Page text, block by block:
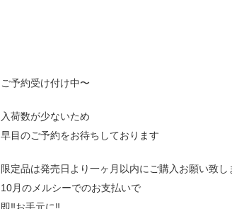
ご予約受け付け中〜
入荷数が少ないため
早目のご予約をお待ちしております
限定品は発売日より一ヶ月以内にご購入お願い致し
10月のメルシーでのお支払いで